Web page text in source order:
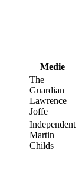
Medie
The
Guardian
Lawrence
Joffe
Independent
Martin
Childs